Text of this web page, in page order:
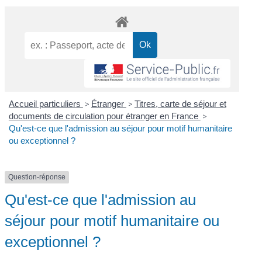
Accueil particuliers > Étranger > Titres, carte de séjour et
documents de circulation pour étranger en France >
Qu'est-ce que l'admission au séjour pour motif humanitaire
ou exceptionnel ?
Question-réponse
Qu'est-ce que l'admission au
séjour pour motif humanitaire ou
exceptionnel ?